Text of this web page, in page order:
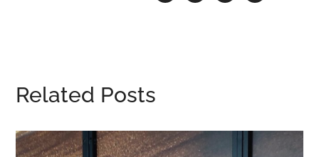
Related Posts